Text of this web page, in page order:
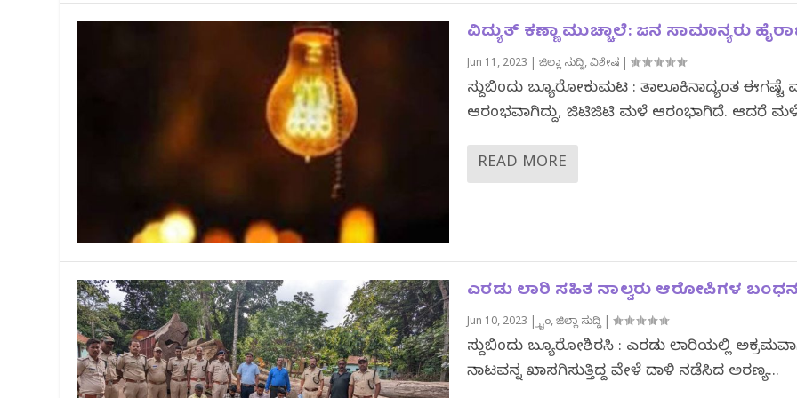
ವಿದ್ಯುತ್ ಕಣ್ಣಾ ಮುಚ್ಚಾಲೆ: ಜನ ಸಾಮಾನ್ಯರು
Jun 11, 2023 ಜಿಲ್ಲಾ ಸುದ್ದಿ,ವಿಶೇಷ|
ಸುದ್ದಿಬಿಂದು ಬ್ಯೂರೋಕುಮಟ : ತಾಲೂಕಿನಾದ್ಯಂತ ಈಗಷ್ಟೆ
ಆರಂಭವಾಗಿದ್ದು, ಜಿಟಿಜಿಟಿ ಮಳೆ ಆರಂಭಾಗಿದೆ. ಆದರೆ
READ MORE
ಎರಡು ಲಾರಿ ಸಹಿತ ನಾಲ್ವರು ಆರೋಪಿಗಳ ಬಂಧನ
Jun 10, 2023 ಕ್ರೈಂ,ಜಿಲ್ಲಾ ಸುದ್ದಿ|
ಸುದ್ದಿಬಿಂದು ಬ್ಯೂರೋಶಿರಸಿ : ಎರಡು ಲಾರಿಯಲ್ಲಿ
ನಾಟವನ್ನ ಖಾಸಗಿಸುತ್ತಿದ್ದ ವೇಳೆ ದಾಳಿ ನಡೆಸಿದ ಅರಣ್ಯ...